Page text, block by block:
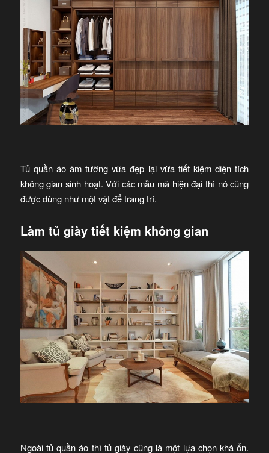
Tủ quần áo âm tường vừa đẹp lại vừa tiết kiệm diện tích
không gian sinh hoạt. Với các mẫu mã hiện đại thì nó cũng
được dùng như một vật để trang trí.
Làm tủ giày tiết kiệm không gian
Ngoài tủ quần áo thì tủ giày cũng là một lựa chọn khá ổn.